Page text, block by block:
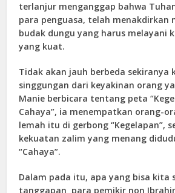
terlanjur menganggap bahwa
para penguasa, telah menakdirkan
budak dungu yang harus melayani
yang kuat.
Tidak akan jauh berbeda sekiranya
singgungan dari keyakinan orang
Manie berbicara tentang peta
Cahaya”, ia menempatkan orang-
lemah itu di gerbong “Kegelapan”,
kekuatan zalim yang menang
“Cahaya”.
Dalam pada itu, apa yang bisa kita
tanggapan para pemikir non